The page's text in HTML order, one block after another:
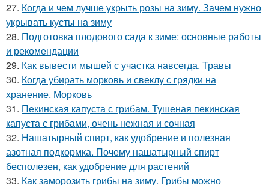
27. Когда и чем лучше укрыть розы на зиму. Зачем нужно
укрывать кусты на зиму
28. Подготовка плодового сада к зиме: основные работы
и рекомендации
29. Как вывести мышей с участка навсегда. Травы
30. Когда убирать морковь и свеклу с грядки на
хранение. Морковь
31. Пекинская капуста с грибам. Тушеная пекинская
капуста с грибами, очень нежная и сочная
32. Нашатырный спирт, как удобрение и полезная
азотная подкормка. Почему нашатырный спирт
бесполезен, как удобрение для растений
33. Как заморозить грибы на зиму. Грибы можно